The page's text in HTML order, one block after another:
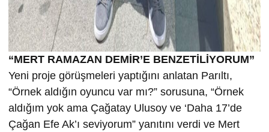
“MERT RAMAZAN DEMİR’E BENZETİLİYORUM”
Yeni proje görüşmeleri yaptığını anlatan Parıltı,
“Örnek aldığın oyuncu var mı?” sorusuna, “Örnek
aldığım yok ama Çağatay Ulusoy ve ‘Daha 17’de
Çağan Efe Ak’ı seviyorum” yanıtını verdi ve Mert